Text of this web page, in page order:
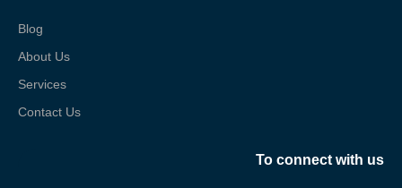
Blog
About Us
Services
Contact Us
To connect with us